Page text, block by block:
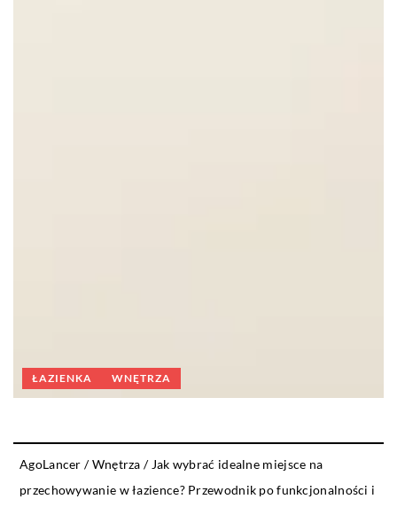
ŁAZIENKA WNĘTRZA
AgoLancer /Wnętrza / Jak wybrać idealne miejsce na
przechowywanie w łazience? Przewodnik po funkcjonalności i